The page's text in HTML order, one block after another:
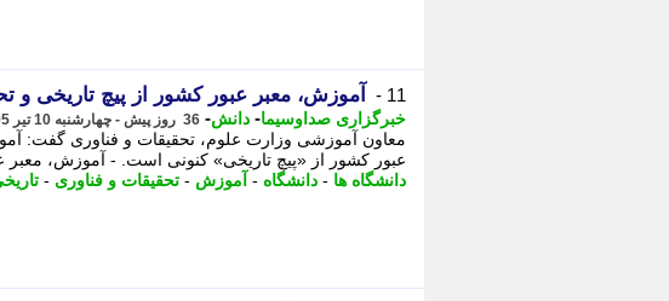
11 - آموزش، معبر عبور کشور از پیچ تاریخی
خبرگزاری صداوسیما- دانش- 36 روز پیش - چهارشنبه 10 تیر 1405، 12:15
معاون آموزشی وزارت علوم، تحقیقات و فناوری گفت:
عبور کشور از «پیچ تاریخی» کنونی است. - آموزش، معبر
دانشگاه ها - دانشگاه - آموزش - تحقیقات و فناوری -